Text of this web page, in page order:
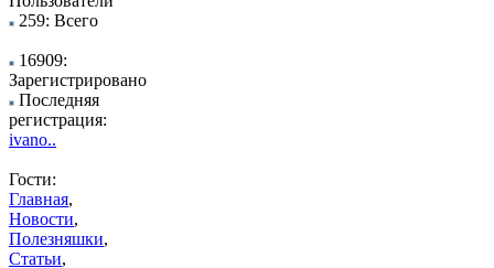
259: Всего
16909:
Зарегистрировано
Последняя
регистрация:
ivano..
Гости:
Главная,
Новости,
Полезняшки,
Статьи,